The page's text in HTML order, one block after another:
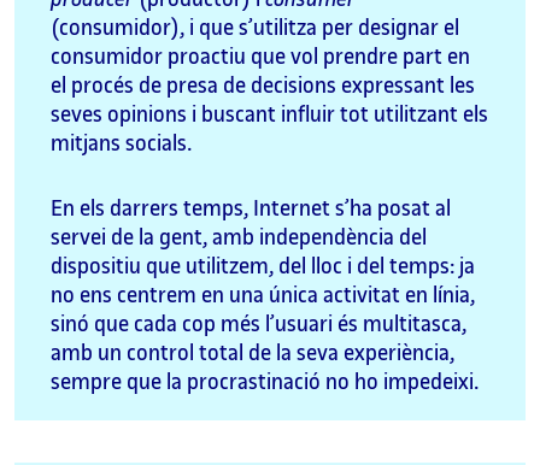
(consumidor), i que s’utilitza per designar el
consumidor proactiu que vol prendre part en
el procés de presa de decisions expressant les
seves opinions i buscant influir tot utilitzant els
mitjans socials.
En els darrers temps, Internet s’ha posat al
servei de la gent, amb independència del
dispositiu que utilitzem, del lloc i del temps: ja
no ens centrem en una única activitat en línia,
sinó que cada cop més l’usuari és multitasca,
amb un control total de la seva experiència,
sempre que la procrastinació no ho impedeixi.